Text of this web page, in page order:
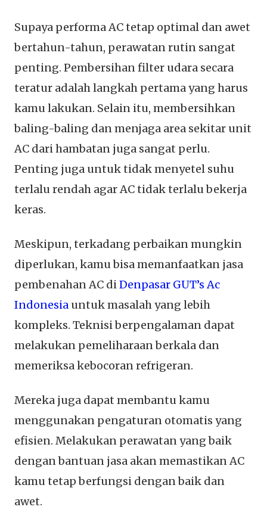
Supaya performa AC tetap optimal dan awet
bertahun-tahun, perawatan rutin sangat
penting. Pembersihan filter udara secara
teratur adalah langkah pertama yang harus
kamu lakukan. Selain itu, membersihkan
baling-baling dan menjaga area sekitar unit
AC dari hambatan juga sangat perlu.
Penting juga untuk tidak menyetel suhu
terlalu rendah agar AC tidak terlalu bekerja
keras.
Meskipun, terkadang perbaikan mungkin
diperlukan, kamu bisa memanfaatkan jasa
pembenahan AC diDenpasar GUT’s Ac
Indonesia untuk masalah yang lebih
kompleks. Teknisi berpengalaman dapat
melakukan pemeliharaan berkala dan
memeriksa kebocoran refrigeran.
Mereka juga dapat membantu kamu
menggunakan pengaturan otomatis yang
efisien. Melakukan perawatan yang baik
dengan bantuan jasa akan memastikan AC
kamu tetap berfungsi dengan baik dan
awet.